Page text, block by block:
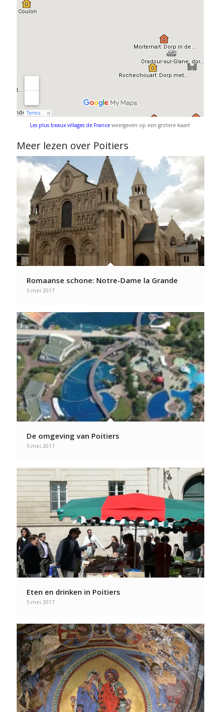
Les plus beaux villages de Franceweergeven op een grotere kaart
Meer lezen over Poitiers
Romaanse schone: Notre-Dame la Grande
5 mei 2017
De omgeving van Poitiers
5 mei 2017
Eten en drinken in Poitiers
5 mei 2017